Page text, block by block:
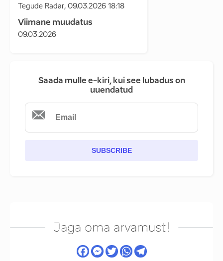
Tegude Radar, 09.03.2026 18:18
Viimane muudatus
09.03.2026
Saada mulle e-kiri, kui see lubadus on
uuendatud
SUBSCRIBE
Jaga oma arvamust!